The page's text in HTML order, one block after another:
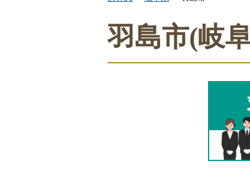
葬儀安心
葬儀の準
葬儀の選
家族葬と
葬儀費
羽島市(岐